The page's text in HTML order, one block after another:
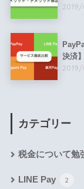
決済
カテゴリー
税金について勉
LINE Pay 2